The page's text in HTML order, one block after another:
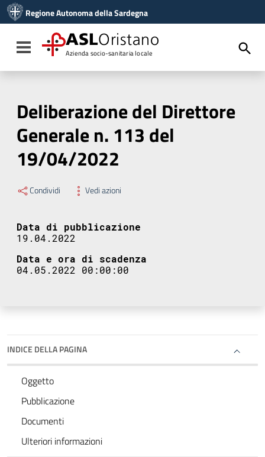
Vai al menu di navigazione
Vai al footer
Regione Autonoma della Sardegna
Toggle navigation
ASLOristano
Azienda socio-sanitaria locale
Deliberazione del Direttore
Generale n. 113 del
19/04/2022
Condividi Vedi azioni
Data di pubblicazione
19.04.2022
Data e ora di scadenza
04.05.2022 00:00:00
INDICE DELLA PAGINA
Oggetto
Pubblicazione
Documenti
Ulteriori informazioni